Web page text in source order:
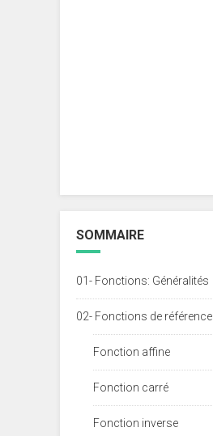
SOMMAIRE
01- Fonctions: Généralités
02- Fonctions de référence
Fonction affine
Fonction carré
Fonction inverse